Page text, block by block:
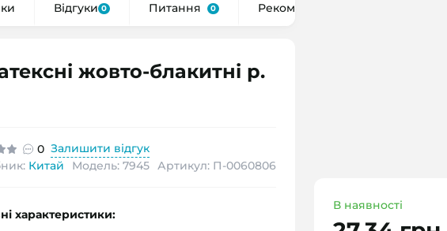
Відгуки 0 Питання 0 Рекомендуємо
жовто-блакитні р.
0 Залишити відгук
Китай Модель: 7945 Артикул: П-0060806
В наявності
характеристики: